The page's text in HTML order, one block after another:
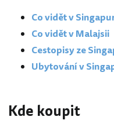
Co vidět v
Co vidět v Malajsii
Cestopisy ze
Ubytování v
Kde koupit